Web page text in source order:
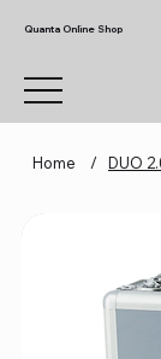
Quanta Online Shop
Home / DUO